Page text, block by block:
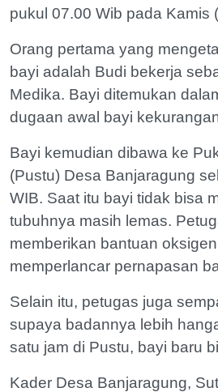
pukul 07.00 Wib pada Kamis
Orang pertama yang
bayi adalah Budi bekerja
Medika. Bayi ditemukan
dugaan awal bayi
Bayi kemudian dibawa ke
(Pustu) Desa Banjaragung
WIB. Saat itu bayi tidak bisa
tubuhnya masih lemas.
memberikan bantuan
memperlancar pernapasan
Selain itu, petugas juga
supaya badannya lebih
satu jam di Pustu, bayi baru
Kader Desa Banjaragung,